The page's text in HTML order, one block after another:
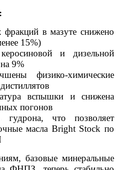
фракций в мазуте снижено
15%)
и дизельной
9%
физико-химические
вспышки и снижена
погонов
гудрона, что позволяет
масла Bright Stock по
базовые минеральные